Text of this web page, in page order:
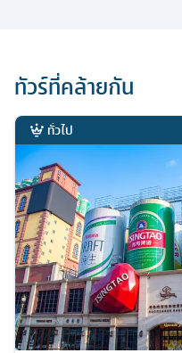
ทัวร์ที่คล้ายกัน
ทั่วไป